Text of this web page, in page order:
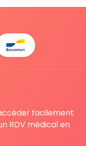
facilement
RDV médical en